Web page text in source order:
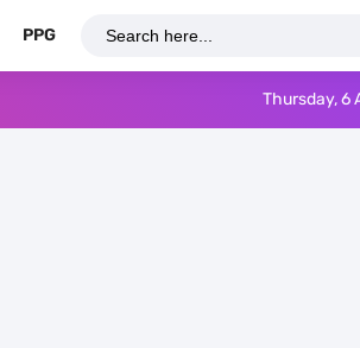
PPG
Thursday, 6